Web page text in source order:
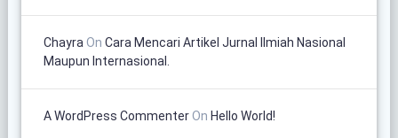
Chayra On Cara Mencari Artikel Jurnal Ilmiah Nasional
Maupun Internasional.
A WordPress CommenterOn Hello World!